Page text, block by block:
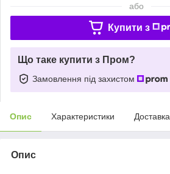
або
Купити з
Що таке купити з Пром?
Замовлення під захистом
Опис Характеристики Доставка
Опис